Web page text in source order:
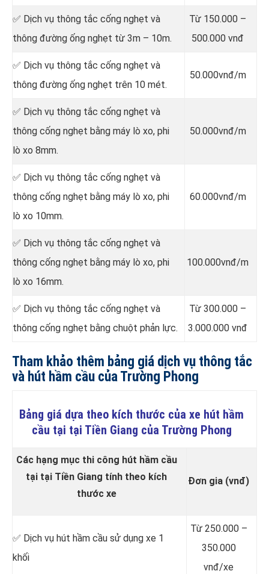
✅ Dịch vụ thông tắc cống nghẹt và
thông đường ống nghẹt từ 3m – 10m.
Từ 150.000 –
500.000 vnđ
✅ Dịch vụ thông tắc cống nghẹt và
thông đường ống nghẹt trên 10 mét.
50.000vnđ/m
✅ Dịch vụ thông tắc cống nghẹt và
thông cống nghẹt bằng máy lò xo, phi
lò xo 8mm.
50.000vnđ/m
✅ Dịch vụ thông tắc cống nghẹt và
thông cống nghẹt bằng máy lò xo, phi
lò xo 10mm.
60.000vnđ/m
✅ Dịch vụ thông tắc cống nghẹt và
thông cống nghẹt bằng máy lò xo, phi
lò xo 16mm.
100.000vnđ/m
✅ Dịch vụ thông tắc cống nghẹt và
thông cống nghẹt bằng chuột phản lực.
Từ 300.000 –
3.000.000 vnđ
Tham khảo thêm bảng giá dịch vụ thông tắc
và hút hầm cầu của Trường Phong
Bảng giá dựa theo kích thước của xe hút hầm
cầu tại tại Tiền Giang của Trường Phong
Các hạng mục thi công hút hầm cầu
tại tại Tiền Giang tính theo kích
thước xe
Đơn gia (vnđ)
✅ Dịch vụ hút hầm cầu sử dụng xe 1
khối
Từ 250.000 –
350.000
vnđ/xe